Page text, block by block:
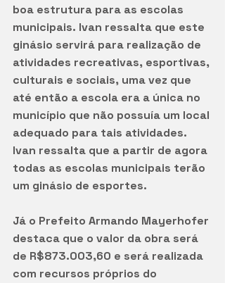
boa estrutura para as escolas
municipais. Ivan ressalta que este
ginásio servirá para realização de
atividades recreativas, esportivas,
culturais e sociais, uma vez que
até então a escola era a única no
município que não possuía um local
adequado para tais atividades.
Ivan ressalta que a partir de agora
todas as escolas municipais terão
um ginásio de esportes.
Já o Prefeito Armando Mayerhofer
destaca que o valor da obra será
de R$873.003,60 e será realizada
com recursos próprios do